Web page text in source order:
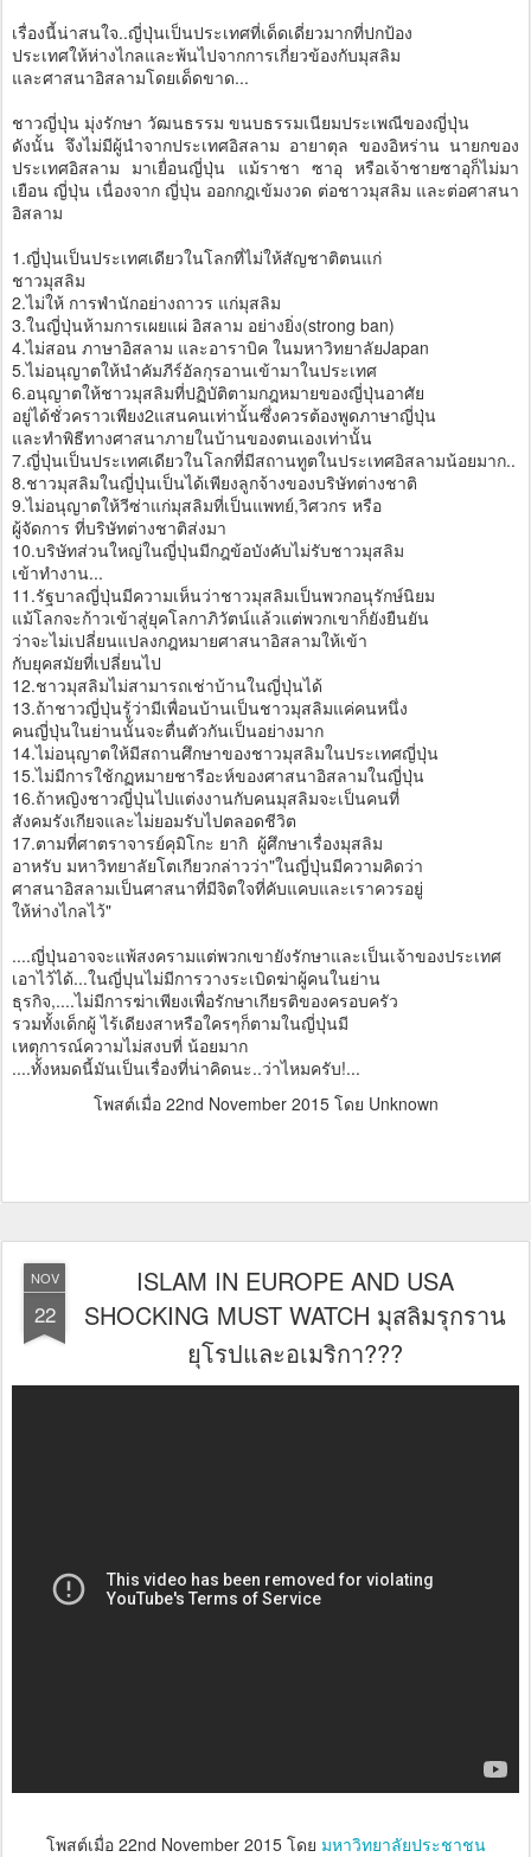
เรื่องนี้น่าสนใจ..ญี่ปุ่นเป็นประเทศที่เด็ดเดี่ยวมากที่ปกป้อง
ประเทศให้ห่างไกลและพ้นไปจากการเกี่ยวข้องกับมุสลิม
และศาสนาอิสลามโดยเด็ดขาด...
ชาวญี่ปุ่น มุ่งรักษา วัฒนธรรม ขนบธรรมเนียมประเพณีของญี่ปุ่น
ดังนั้น จึงไม่มีผู้นำจากประเทศอิสลาม อายาตุล ของอิหร่าน นายกของ
ประเทศอิสลาม มาเยื่อนญี่ปุ่น แม้ราชา ซาอุ หรือเจ้าชายซาอุก็ไม่มา
เยือน ญี่ปุ่น เนื่องจาก ญี่ปุ่น ออกกฎเข้มงวด ต่อชาวมุสลิม และต่อศาสนา
อิสลาม
1.ญี่ปุ่นเป็นประเทศเดียวในโลกที่ไม่ให้สัญชาติตนแก่
ชาวมุสลิม
2.ไม่ให้ การพำนักอย่างถาวร แก่มุสลิม
3.ในญี่ปุ่นห้ามการเผยแผ่ อิสลาม อย่างยิ่ง(strong ban)
4.ไม่สอน ภาษาอิสลาม และอาราบิค ในมหาวิทยาลัยJapan
5.ไม่อนุญาตให้นำคัมภีร์อัลกุรอานเข้ามาในประเทศ
6.อนุญาตให้ชาวมุสลิมที่ปฏิบัติตามกฎหมายของญี่ปุ่นอาศัย
อยู่ได้ชั่วคราวเพียง2แสนคนเท่านั้นซึ่งควรต้องพูดภาษาญี่ปุ่น
และทำพิธีทางศาสนาภายในบ้านของตนเองเท่านั้น
7.ญี่ปุ่นเป็นประเทศเดียวในโลกที่มีสถานทูตในประเทศอิสลามน้อยมาก..
8.ชาวมุสลิมในญี่ปุ่นเป็นได้เพียงลูกจ้างของบริษัทต่างชาติ
9.ไม่อนุญาตให้วีซ่าแก่มุสลิมที่เป็นแพทย์,วิศวกร หรือ
ผู้จัดการ ที่บริษัทต่างชาติส่งมา
10.บริษัทส่วนใหญ่ในญี่ปุ่นมีกฎข้อบังคับไม่รับชาวมุสลิม
เข้าทำงาน...
11.รัฐบาลญี่ปุ่นมีความเห็นว่าชาวมุสลิมเป็นพวกอนุรักษ์นิยม
แม้โลกจะก้าวเข้าสู่ยุคโลกาภิวัตน์แล้วแต่พวกเขาก็ยังยืนยัน
ว่าจะไม่เปลี่ยนแปลงกฎหมายศาสนาอิสลามให้เข้า
กับยุคสมัยที่เปลี่ยนไป
12.ชาวมุสลิมไม่สามารถเช่าบ้านในญี่ปุ่นได้
13.ถ้าชาวญี่ปุ่นรู้ว่ามีเพื่อนบ้านเป็นชาวมุสลิมแค่คนหนึ่ง
คนญี่ปุ่นในย่านนั้นจะตื่นตัวกันเป็นอย่างมาก
14.ไม่อนุญาตให้มีสถานศึกษาของชาวมุสลิมในประเทศญี่ปุ่น
15.ไม่มีการใช้กฏหมายชารีอะห์ของศาสนาอิสลามในญี่ปุ่น
16.ถ้าหญิงชาวญี่ปุ่นไปแต่งงานกับคนมุสลิมจะเป็นคนที่
สังคมรังเกียจและไม่ยอมรับไปตลอดชีวิต
17.ตามที่ศาตราจารย์คุมิโกะ ยากิ ผู้ศึกษาเรื่องมุสลิม
อาหรับ มหาวิทยาลัยโตเกียวกล่าวว่า"ในญี่ปุ่นมีความคิดว่า
ศาสนาอิสลามเป็นศาสนาที่มีจิตใจที่คับแคบและเราควรอยู่
ให้ห่างไกลไว้"
....ญี่ปุ่นอาจจะแพ้สงครามแต่พวกเขายังรักษาและเป็นเจ้าของประเทศ
เอาไว้ได้...ในญี่ปุนไม่มีการวางระเบิดฆ่าผู้คนในย่าน
ธุรกิจ,....ไม่มีการฆ่าเพียงเพื่อรักษาเกียรติของครอบครัว
รวมทั้งเด็กผู้ ไร้เดียงสาหรือใครๆก็ตามในญี่ปุ่นมี
เหตุการณ์ความไม่สงบที่ น้อยมาก
....ทั้งหมดนี้มันเป็นเรื่องที่น่าคิดนะ..ว่าไหมครับ!...
โพสต์เมื่อ 22nd November 2015โดย Unknown
NOV
22
ISLAM IN EUROPE AND USA
SHOCKING MUST WATCH มุสลิมรุกราน
ยุโรปและอเมริกา???
โพสต์เมื่อ 22nd November 2015โดย มหาวิทยาลัยประชาชน